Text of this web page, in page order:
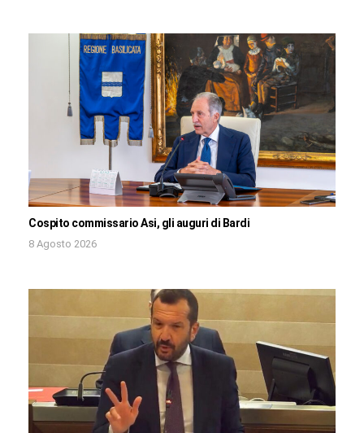
Cospito commissario Asi, gli auguri di Bardi
8 Agosto 2026